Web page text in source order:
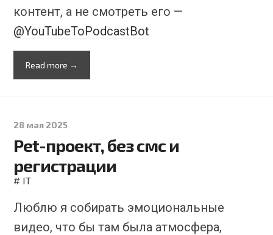
контент, а не смотреть его —
@YouTubeToPodcastBot
Read more →
28 мая 2025
Pet-проект, без смс и
регистрации
# IT
Люблю я собирать эмоциональные
видео, что бы там была атмосфера,